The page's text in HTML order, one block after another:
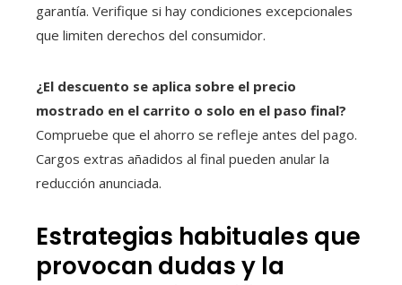
garantía. Verifique si hay condiciones excepcionales
que limiten derechos del consumidor.
¿El descuento se aplica sobre el precio
mostrado en el carrito o solo en el paso final?
Compruebe que el ahorro se refleje antes del pago.
Cargos extras añadidos al final pueden anular la
reducción anunciada.
Estrategias habituales que
provocan dudas y la